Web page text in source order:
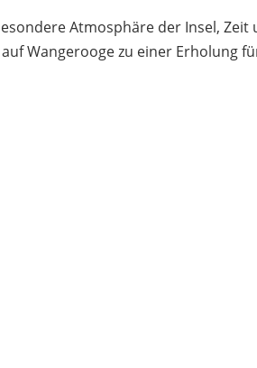
Atmosphäre der Insel,
auf Wangerooge zu einer Erholung